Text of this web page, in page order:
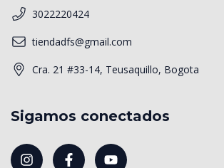
3022220424
tiendadfs@gmail.com
Cra. 21 #33-14, Teusaquillo, Bogota
Sigamos conectados